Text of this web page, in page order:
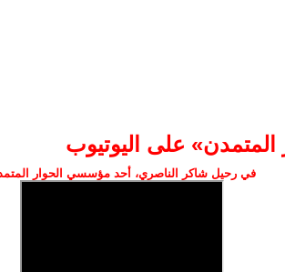
على اليوتيوب
في رحيل شاكر الناصري، أحد مؤسسي الحوار